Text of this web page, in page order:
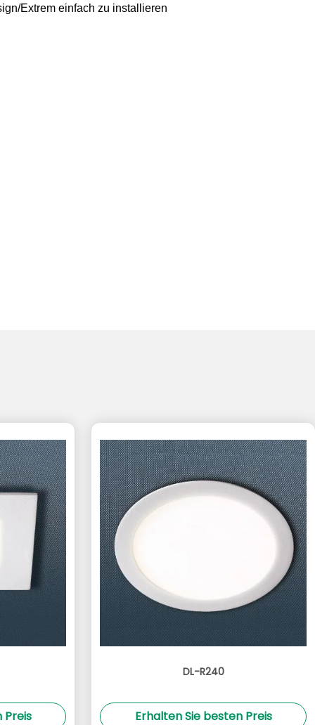
Extrem einfach zu installieren
Preis
DL-R240
Erhalten Sie besten Preis